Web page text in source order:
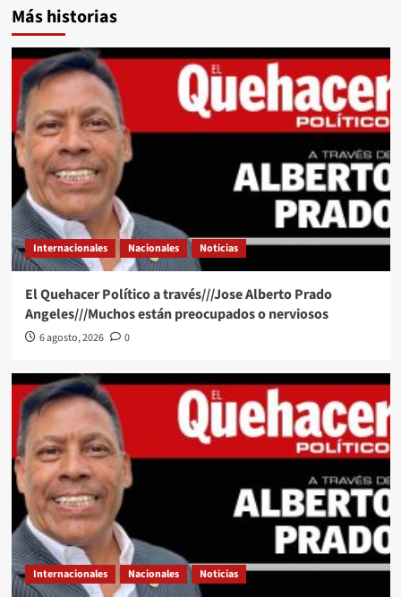
Más historias
Internacionales Nacionales Noticias
El Quehacer Político a través///Jose Alberto Prado
Angeles///Muchos están preocupados o nerviosos
6 agosto, 2026 0
Internacionales Nacionales Noticias